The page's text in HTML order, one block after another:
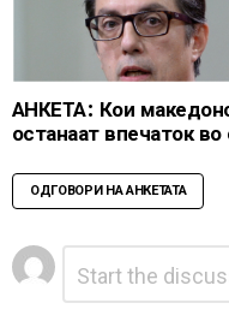
АНКЕТА: Кои
останаат впечаток во
ОДГОВОРИ НА АНКЕТАТА
Leave
a
Reply